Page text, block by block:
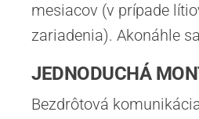
mesiacov (v prípade
zariadenia). Akonáhle
JEDNODUCHÁ
Bezdrôtová